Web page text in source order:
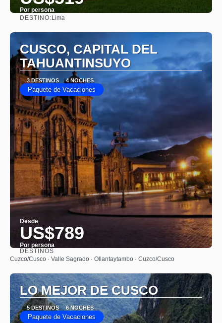
Por persona
DESTINO: Lima
CUSCO, CAPITAL DEL
TAHUANTINSUYO
3 DESTINOS 4 NOCHES
Paquete de Vacaciones
Desde
US$789
Por persona
Ver
DESTINOS
Cuzco/Cusco · Valle Sagrado · Ollantaytambo · Cuzco/Cusco
LO MEJOR DE CUSCO
5 DESTINOS 6 NOCHES
Paquete de Vacaciones